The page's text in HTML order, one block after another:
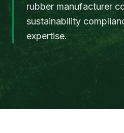
rubber manufacturer
sustainability
expertise.